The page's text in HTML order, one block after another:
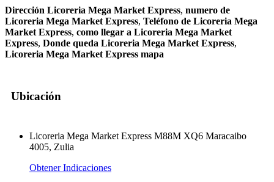
Dirección Licoreria Mega Market Express, numero de
Licoreria Mega Market Express, Teléfono de Licoreria Mega
Market Express, como llegar a Licoreria Mega Market
Express, Donde queda Licoreria Mega Market Express,
Licoreria Mega Market Express mapa
Ubicación
Licoreria Mega Market Express M88M XQ6 Maracaibo
4005, Zulia
Obtener Indicaciones